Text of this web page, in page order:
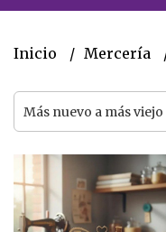
Inicio Mercería